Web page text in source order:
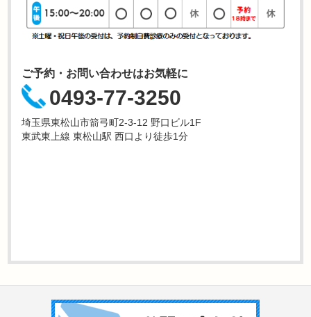
ご予約・お問い合わせはお気軽に
0493-77-3250
埼玉県東松山市箭弓町2-3-12 野口ビル1F
東武東上線 東松山駅 西口より徒歩1分